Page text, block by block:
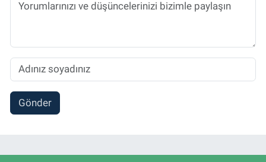
Gönder